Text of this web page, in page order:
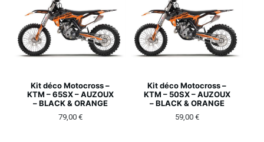
Kit déco Motocross –
KTM – 65SX – AUZOUX
– BLACK & ORANGE
79,00 €
Kit déco Motocross –
KTM – 50SX – AUZOUX
– BLACK & ORANGE
59,00 €